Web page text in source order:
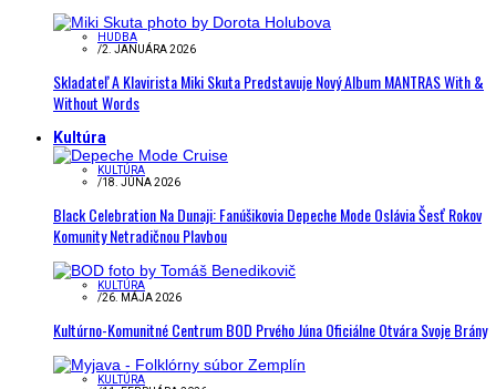
HUDBA
/2. JANUÁRA 2026
Skladateľ A Klavirista Miki Skuta Predstavuje Nový Album MANTRAS With &
Without Words
Kultúra
KULTÚRA
/18. JÚNA 2026
Black Celebration Na Dunaji: Fanúšikovia Depeche Mode Oslávia Šesť Rokov
Komunity Netradičnou Plavbou
KULTÚRA
/26. MÁJA 2026
Kultúrno-Komunitné Centrum BOD Prvého Júna Oficiálne Otvára Svoje Brány
KULTÚRA